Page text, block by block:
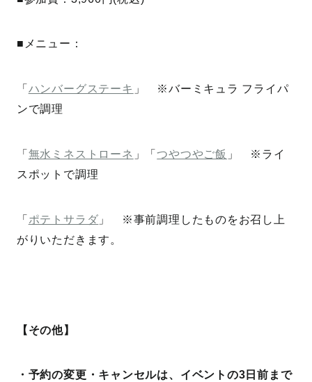
■メニュー：
「 ハンバーグステーキ 」 ※バーミキュラ フライパ
ンで調理
「 無水ミネストローネ 」「つやつやご飯 」 ※ライ
スポットで調理
「 ポテトサラダ 」 ※事前調理したものをお召し上
がりいただきます。
【その他】
・予約の変更・キャンセルは、イベントの3日前まで